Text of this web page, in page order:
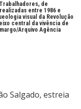
de
entre 1986 e
visual da Revolução
central da vivência de
Arquivo Agência